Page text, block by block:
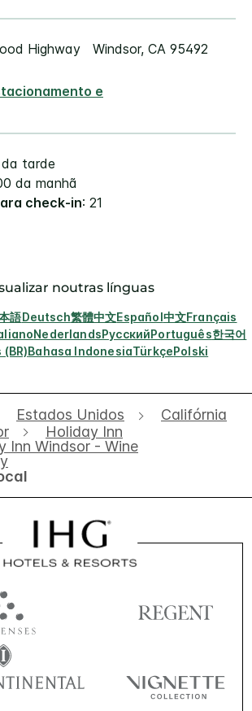
Highway Windsor, CA 95492
e
tarde
da manhã
check-in: 21
noutras línguas
語Deutsch繁體中文Español中文Français
NederlandsРусскийPortuguês한국어
Bahasa IndonesiaTürkçePolski
Estados Unidos
Califórnia
Holiday Inn
Inn Windsor - Wine